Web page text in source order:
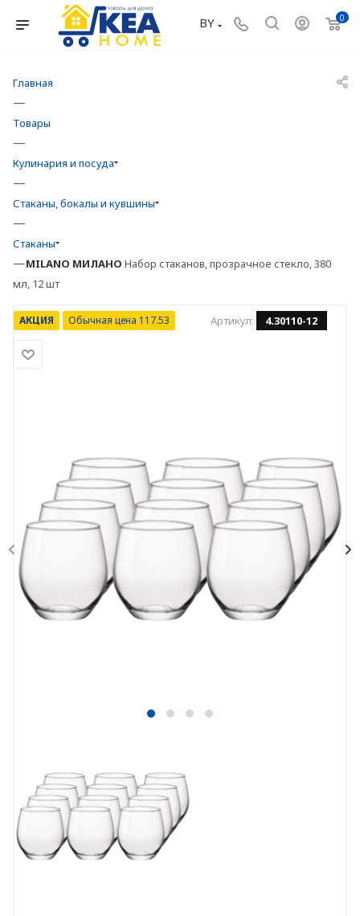
0
BY
Главная
—
Товары
—
Кулинария и посуда
—
Стаканы, бокалы и кувшины
—
Стаканы
—MILANO МИЛАНО Набор стаканов, прозрачное стекло, 380
мл, 12 шт
АКЦИЯ Обычная цена 117.53 Артикул: 4.30110-12